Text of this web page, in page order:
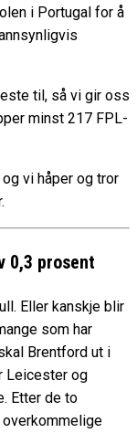
i Portugal for å
til, så vi gir oss
minst 217 FPL-
vi håper og tror
0,3 prosent
Eller kanskje blir
som har
Brentford ut i
Leicester og
Etter de to